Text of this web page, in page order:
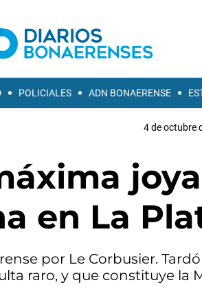
POLICIALES ADN BONAERENSE
4 de octubre
en La
por Le Corbusier. Tardó
raro, y que constituye la